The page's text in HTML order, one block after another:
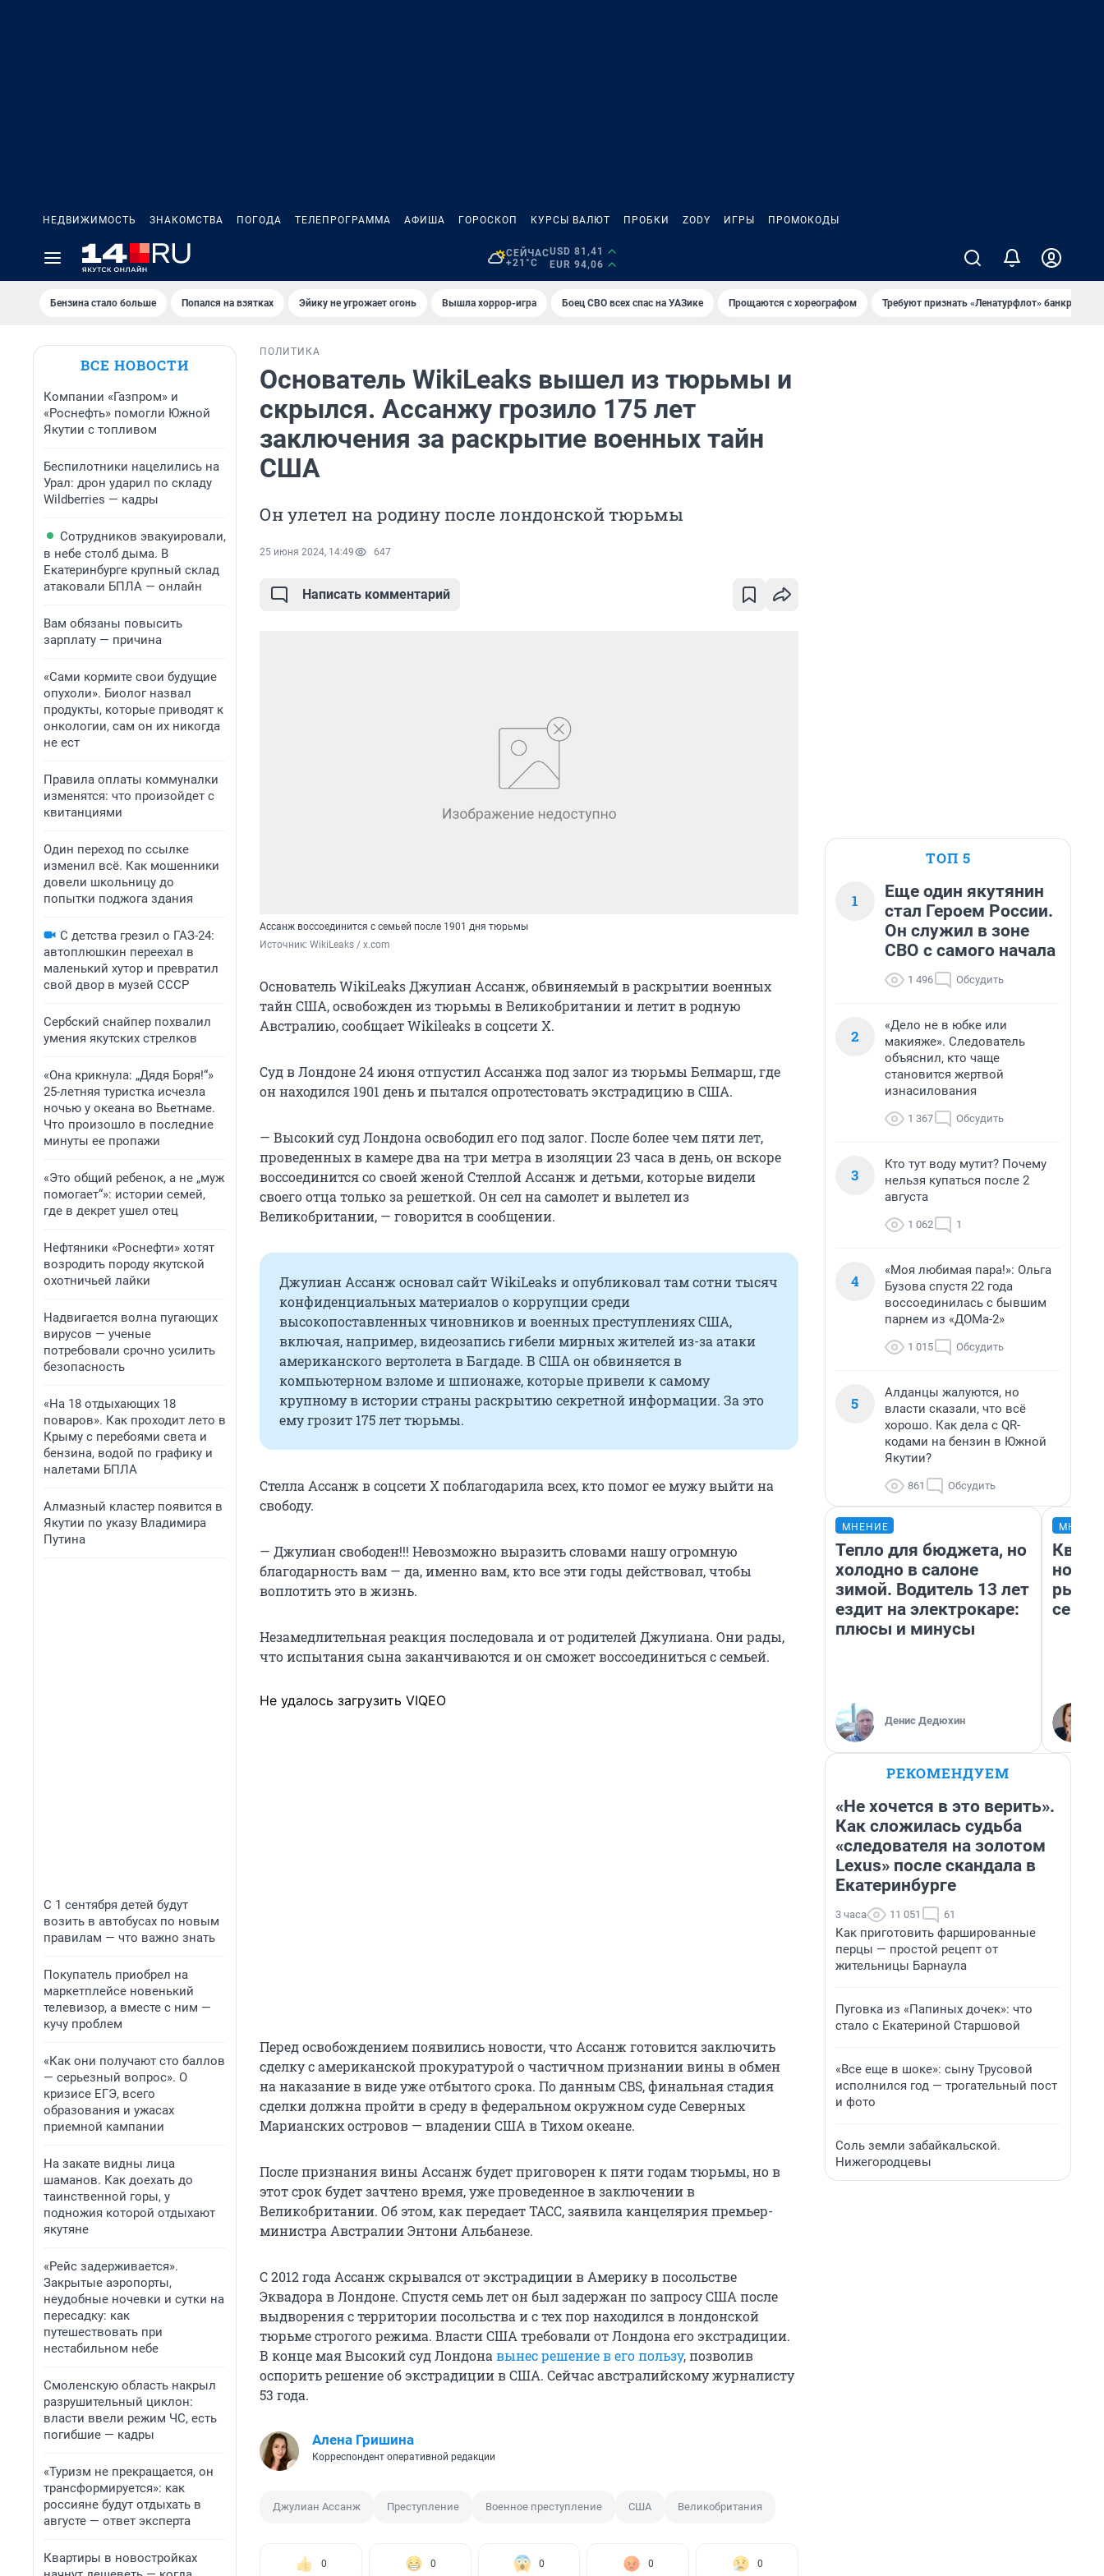
НЕДВИЖИМОСТЬ ЗНАКОМСТВА ПОГОДА ТЕЛЕПРОГРАММА АФИША ГОРОСКОП КУРСЫ ВАЛЮТ ПРОБКИ ZODY ИГРЫ ПРОМОКОДЫ
СЕЙЧАС
+21°C
USD 81,41
EUR 94,06
Бензина стало больше Попался на взятках Эйику не угрожает огонь Вышла хоррор-игра Боец СВО всех спас на УАЗике Прощаются с хореографом Требуют признать «Ленатурфлот» банкротом
ВСЕ НОВОСТИ
Компании «Газпром» и
«Роснефть» помогли Южной
Якутии с топливом
Беспилотники нацелились на
Урал: дрон ударил по складу
Wildberries — кадры
Сотрудников эвакуировали,
в небе столб дыма. В
Екатеринбурге крупный склад
атаковали БПЛА — онлайн
Вам обязаны повысить
зарплату — причина
«Сами кормите свои будущие
опухоли». Биолог назвал
продукты, которые приводят к
онкологии, сам он их никогда
не ест
Правила оплаты коммуналки
изменятся: что произойдет с
квитанциями
Один переход по ссылке
изменил всё. Как мошенники
довели школьницу до
попытки поджога здания
С детства грезил о ГАЗ-24:
автоплюшкин переехал в
маленький хутор и превратил
свой двор в музей СССР
Сербский снайпер похвалил
умения якутских стрелков
«Она крикнула: „Дядя Боря!“»
25-летняя туристка исчезла
ночью у океана во Вьетнаме.
Что произошло в последние
минуты ее пропажи
«Это общий ребенок, а не „муж
помогает“»: истории семей,
где в декрет ушел отец
Нефтяники «Роснефти» хотят
возродить породу якутской
охотничьей лайки
Надвигается волна пугающих
вирусов — ученые
потребовали срочно усилить
безопасность
«На 18 отдыхающих 18
поваров». Как проходит лето в
Крыму с перебоями света и
бензина, водой по графику и
налетами БПЛА
Алмазный кластер появится в
Якутии по указу Владимира
Путина
С 1 сентября детей будут
возить в автобусах по новым
правилам — что важно знать
Покупатель приобрел на
маркетплейсе новенький
телевизор, а вместе с ним —
кучу проблем
«Как они получают сто баллов
— серьезный вопрос». О
кризисе ЕГЭ, всего
образования и ужасах
приемной кампании
На закате видны лица
шаманов. Как доехать до
таинственной горы, у
подножия которой отдыхают
якутяне
«Рейс задерживается».
Закрытые аэропорты,
неудобные ночевки и сутки на
пересадку: как
путешествовать при
нестабильном небе
Смоленскую область накрыл
разрушительный циклон:
власти ввели режим ЧС, есть
погибшие — кадры
«Туризм не прекращается, он
трансформируется»: как
россияне будут отдыхать в
августе — ответ эксперта
Квартиры в новостройках
ПОЛИТИКА
Основатель WikiLeaks вышел из тюрьмы и
скрылся. Ассанжу грозило 175 лет
заключения за раскрытие военных тайн
США
Он улетел на родину после лондонской тюрьмы
25 июня 2024, 14:49 647
Написать комментарий
Ассанж воссоединится с семьей после 1901 дня тюрьмы
Источник: WikiLeaks / x.com
Основатель WikiLeaks Джулиан Ассанж, обвиняемый в раскрытии военных
тайн США, освобожден из тюрьмы в Великобритании и летит в родную
Австралию, сообщает Wikileaks в соцсети Х.
Суд в Лондоне 24 июня отпустил Ассанжа под залог из тюрьмы Белмарш, где
он находился 1901 день и пытался опротестовать экстрадицию в США.
— Высокий суд Лондона освободил его под залог. После более чем пяти лет,
проведенных в камере два на три метра в изоляции 23 часа в день, он вскоре
воссоединится со своей женой Стеллой Ассанж и детьми, которые видели
своего отца только за решеткой. Он сел на самолет и вылетел из
Великобритании, — говорится в сообщении.
Джулиан Ассанж основал сайт WikiLeaks и опубликовал там сотни тысяч
конфиденциальных материалов о коррупции среди
высокопоставленных чиновников и военных преступлениях США,
включая, например, видеозапись гибели мирных жителей из-за атаки
американского вертолета в Багдаде. В США он обвиняется в
компьютерном взломе и шпионаже, которые привели к самому
крупному в истории страны раскрытию секретной информации. За это
ему грозит 175 лет тюрьмы.
Стелла Ассанж в соцсети X поблагодарила всех, кто помог ее мужу выйти на
свободу.
— Джулиан свободен!!! Невозможно выразить словами нашу огромную
благодарность вам — да, именно вам, кто все эти годы действовал, чтобы
воплотить это в жизнь.
Незамедлительная реакция последовала и от родителей Джулиана. Они рады,
что испытания сына заканчиваются и он сможет воссоединиться с семьей.
Не удалось загрузить VIQEO
Перед освобождением появились новости, что Ассанж готовится заключить
сделку с американской прокуратурой о частичном признании вины в обмен
на наказание в виде уже отбытого срока. По данным CBS, финальная стадия
сделки должна пройти в среду в федеральном окружном суде Северных
Марианских островов — владении США в Тихом океане.
После признания вины Ассанж будет приговорен к пяти годам тюрьмы, но в
этот срок будет зачтено время, уже проведенное в заключении в
Великобритании. Об этом, как передает ТАСС, заявила канцелярия премьер-
министра Австралии Энтони Альбанезе.
С 2012 года Ассанж скрывался от экстрадиции в Америку в посольстве
Эквадора в Лондоне. Спустя семь лет он был задержан по запросу США после
выдворения с территории посольства и с тех пор находился в лондонской
тюрьме строгого режима. Власти США требовали от Лондона его экстрадиции.
В конце мая Высокий суд Лондона вынес решение в его пользу, позволив
оспорить решение об экстрадиции в США. Сейчас австралийскому журналисту
53 года.
Алена Гришина
Корреспондент оперативной редакции
Джулиан Ассанж Преступление Военное преступление США Великобритания
0 0 0 0 0
ТОП 5
1
Еще один якутянин
стал Героем России.
Он служил в зоне
СВО с самого начала
1 496 Обсудить
2
«Дело не в юбке или
макияже». Следователь
объяснил, кто чаще
становится жертвой
изнасилования
1 367 Обсудить
3
Кто тут воду мутит? Почему
нельзя купаться после 2
августа
1 062 1
4
«Моя любимая пара!»: Ольга
Бузова спустя 22 года
воссоединилась с бывшим
парнем из «ДОМа-2»
1 015 Обсудить
5
Алданцы жалуются, но
власти сказали, что всё
хорошо. Как дела с QR-
кодами на бензин в Южной
Якутии?
861 Обсудить
МНЕНИЕ
Тепло для бюджета, но
холодно в салоне
зимой. Водитель 13 лет
ездит на электрокаре:
плюсы и минусы
Денис Дедюхин
но
РЕКОМЕНДУЕМ
«Не хочется в это верить».
Как сложилась судьба
«следователя на золотом
Lexus» после скандала в
Екатеринбурге
3 часа 11 051 61
Как приготовить фаршированные
перцы — простой рецепт от
жительницы Барнаула
Пуговка из «Папиных дочек»: что
стало с Екатериной Старшовой
«Все еще в шоке»: сыну Трусовой
исполнился год — трогательный пост
и фото
Соль земли забайкальской.
Нижегородцевы